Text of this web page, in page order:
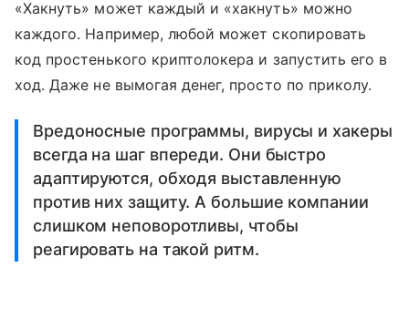
«Хакнуть» может каждый и «хакнуть» можно
каждого. Например, любой может скопировать
код простенького криптолокера и запустить его в
ход. Даже не вымогая денег, просто по приколу.
Вредоносные программы, вирусы и хакеры
всегда на шаг впереди. Они быстро
адаптируются, обходя выставленную
против них защиту. А большие компании
слишком неповоротливы, чтобы
реагировать на такой ритм.